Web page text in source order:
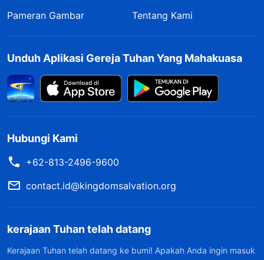
Pameran Gambar
Tentang Kami
Unduh Aplikasi Gereja Tuhan Yang Mahakuasa
Hubungi Kami
+62-813-2496-9600
contact.id@kingdomsalvation.org
kerajaan Tuhan telah datang
Kerajaan Tuhan telah datang ke bumi! Apakah Anda ingin masuk